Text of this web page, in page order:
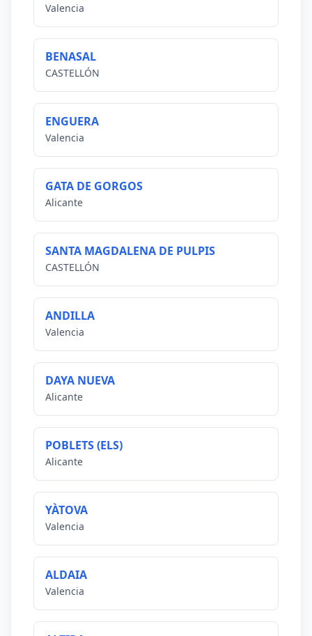
Valencia
BENASAL
CASTELLÓN
ENGUERA
Valencia
GATA DE GORGOS
Alicante
SANTA MAGDALENA DE PULPIS
CASTELLÓN
ANDILLA
Valencia
DAYA NUEVA
Alicante
POBLETS (ELS)
Alicante
YÀTOVA
Valencia
ALDAIA
Valencia